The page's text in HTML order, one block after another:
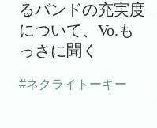
るバンドの充実度
について、Vo.も
っさに聞く
#ネクライトーキー